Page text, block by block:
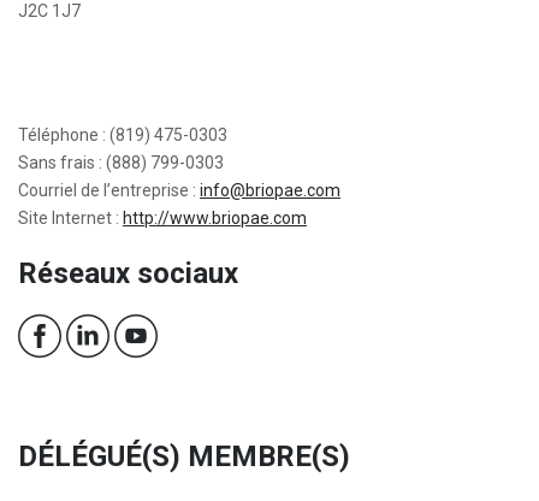
J2C 1J7
Téléphone : (819) 475-0303
Sans frais : (888) 799-0303
Courriel de l’entreprise : info@briopae.com
Site Internet : http://www.briopae.com
Réseaux sociaux
DÉLÉGUÉ(S) MEMBRE(S)